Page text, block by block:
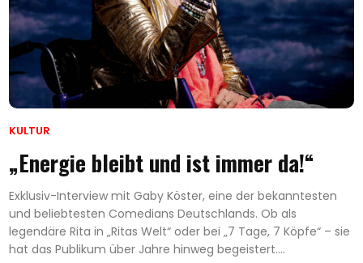
KULTUR
„Energie bleibt und ist immer da!“
Exklusiv-Interview mit Gaby Köster, eine der bekanntesten
und beliebtesten Comedians Deutschlands. Ob als
legendäre Rita in „Ritas Welt“ oder bei „7 Tage, 7 Köpfe“ – sie
hat das Publikum über Jahre hinweg begeistert....